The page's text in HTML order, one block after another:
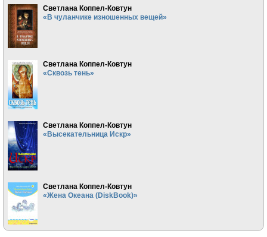
Светлана Коппел-Ковтун
«В чуланчике изношенных вещей»
Светлана Коппел-Ковтун
«Сквозь тень»
Светлана Коппел-Ковтун
«Высекательница Искр»
Светлана Коппел-Ковтун
«Жена Океана (DiskBook)»